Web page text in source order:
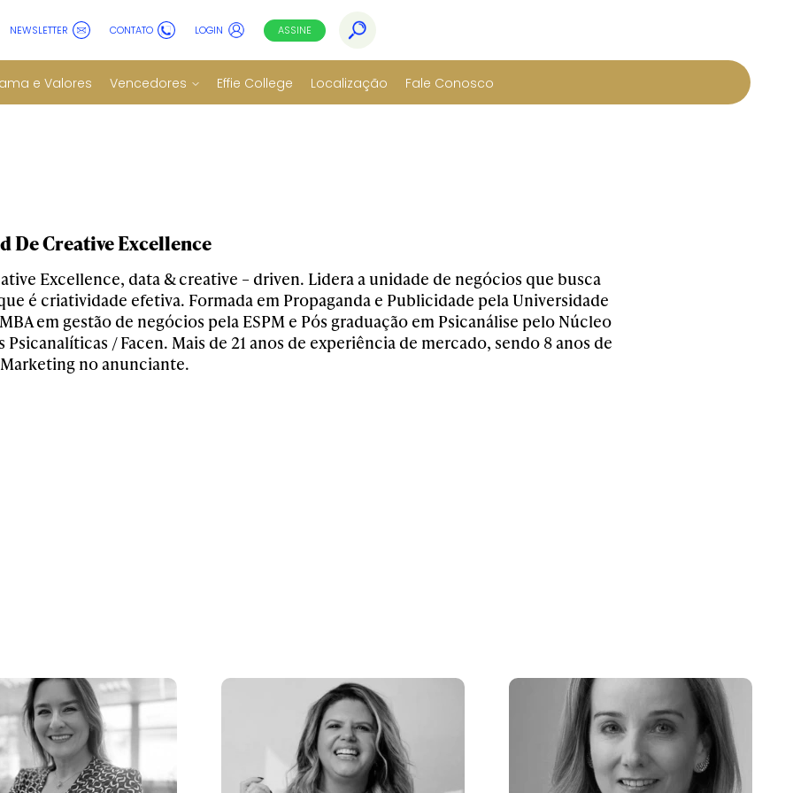
NEWSLETTER CONTATO LOGIN ASSINE
e Valores Vencedores Effie College Localização Fale Conosco
De Creative Excellence
Excellence, data & creative – driven. Lidera a unidade de negócios que busca
é criatividade efetiva. Formada em Propaganda e Publicidade pela Universidade
em gestão de negócios pela ESPM e Pós graduação em Psicanálise pelo Núcleo
Psicanalíticas / Facen. Mais de 21 anos de experiência de mercado, sendo 8 anos de
no anunciante.